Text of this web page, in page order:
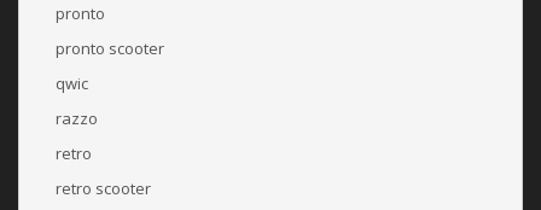
pronto
pronto scooter
qwic
razzo
retro
retro scooter